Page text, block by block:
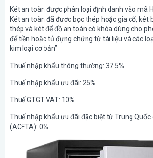
Két an toàn được phân loại định danh vào mã
Két an toàn đã được bọc thép hoặc gia cố, két
thép và két để đồ an toàn có khóa dùng cho
để tiền hoặc tủ đựng chứng từ tài liệu và các
kim loại cơ bản”
Thuế nhập khẩu thông thường: 37.5%
Thuế nhập khẩu ưu đãi: 25%
Thuế GTGT VAT: 10%
Thuế nhập khẩu ưu đãi đặc biệt từ Trung Quốc
(ACFTA): 0%